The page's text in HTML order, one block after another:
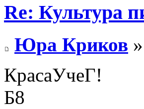
Re: Культура
Юра Криков
КрасаУчеГ!
Б8